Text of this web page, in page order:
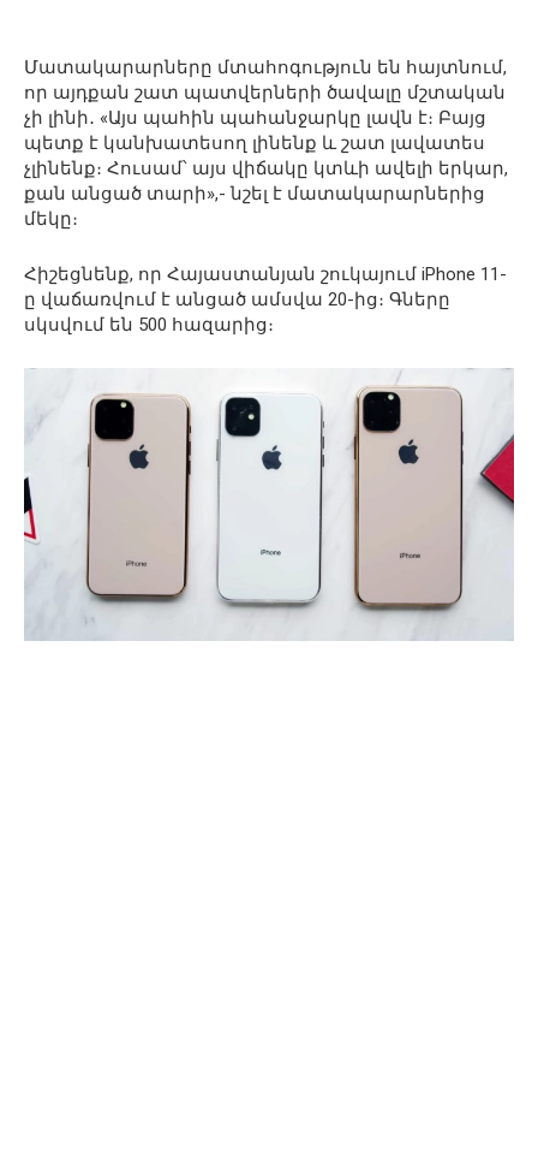
Մատակարարները մտահոգություն են հայտնում,
որ այդքան շատ պատվերների ծավալը մշտական
չի լինի․ «Այս պահին պահանջարկը լավն է։ Բայց
պետք է կանխատեսող լինենք և շատ լավատես
չլինենք։ Հուսամ՝ այս վիճակը կտևի ավելի երկար,
քան անցած տարի»,- նշել է մատակարարներից
մեկը։
Հիշեցնենք, որ Հայաստանյան շուկայում iPhone 11-
ը վաճառվում է անցած ամսվա 20-ից։ Գները
սկսվում են 500 հազարից։